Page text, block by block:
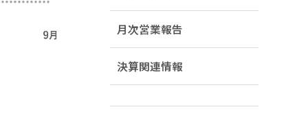
月次営業報告
決算関連情報